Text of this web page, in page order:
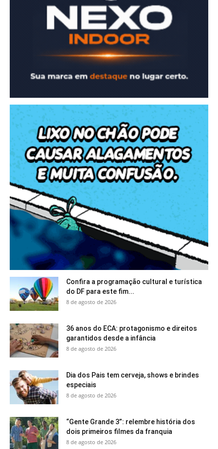
Confira a programação cultural e turística
do DF para este fim...
8 de agosto de 2026
36 anos do ECA: protagonismo e direitos
garantidos desde a infância
8 de agosto de 2026
Dia dos Pais tem cerveja, shows e brindes
especiais
8 de agosto de 2026
“Gente Grande 3”: relembre história dos
dois primeiros filmes da franquia
8 de agosto de 2026